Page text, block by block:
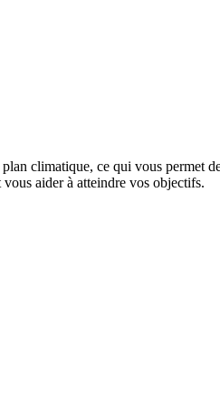
climatique, ce qui vous permet
aider à atteindre vos objectifs.